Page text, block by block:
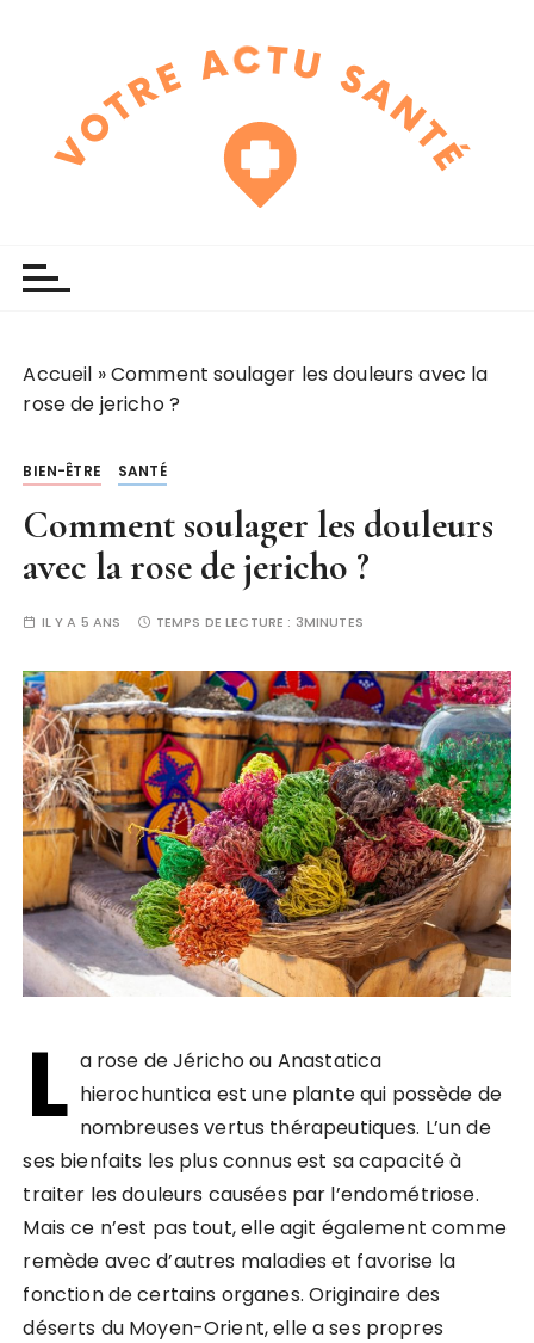
Accueil »Comment soulager les douleurs avec la
rose de jericho ?
BIEN-ÊTRE SANTÉ
Comment soulager les douleurs
avec la rose de jericho ?
IL Y A 5 ANS TEMPS DE LECTURE : 3MINUTES
L a rose de Jéricho ou Anastatica
hierochuntica est une plante qui possède de
nombreuses vertus thérapeutiques. L’un de
ses bienfaits les plus connus est sa capacité à
traiter les douleurs causées par l’endométriose.
Mais ce n’est pas tout, elle agit également comme
remède avec d’autres maladies et favorise la
fonction de certains organes. Originaire des
déserts du Moyen-Orient, elle a ses propres